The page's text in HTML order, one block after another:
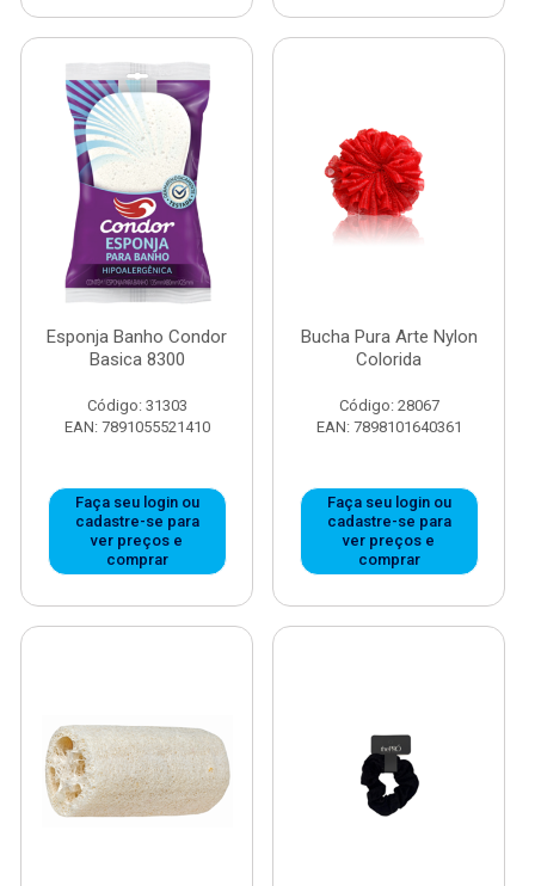
Esponja Banho Condor
Basica 8300
Código: 31303
EAN: 7891055521410
Faça seu login ou
cadastre-se para
ver preços e
comprar
Bucha Pura Arte Nylon
Colorida
Código: 28067
EAN: 7898101640361
Faça seu login ou
cadastre-se para
ver preços e
comprar